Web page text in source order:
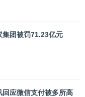
集团被罚71.23亿元
应微信支付被多所高